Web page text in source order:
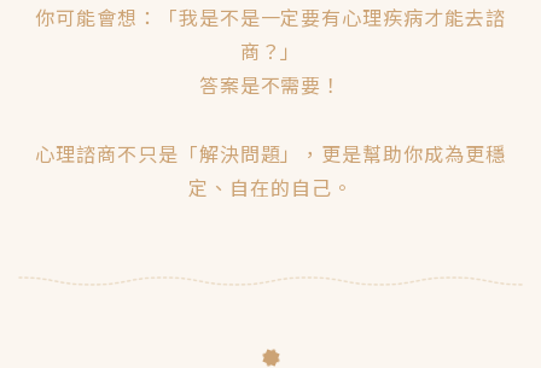
你可能會想：「我是不是一定要有心理疾病才能去諮
商？」
答案是不需要！
心理諮商不只是「解決問題」，更是幫助你成為更穩
定、自在的自己。